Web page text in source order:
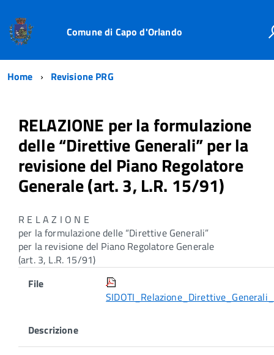
Comune di Capo d'Orlando
Home Revisione PRG
RELAZIONE per la formulazione
delle “Direttive Generali” per la
revisione del Piano Regolatore
Generale (art. 3, L.R. 15/91)
R E L A Z I O N E
per la formulazione delle “Direttive Generali”
per la revisione del Piano Regolatore Generale
(art. 3, L.R. 15/91)
Allegati:
File
Descrizione